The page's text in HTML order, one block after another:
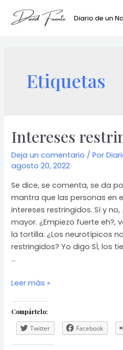
Diario de un
Etiquetas
Intereses
Deja un comentario / Por
agosto 20, 2022
Se dice, se comenta, se da
mantra que las personas en
intereses restringidos. Sí y
mayor. ¿Empiezo fuerte eh?,
la tortilla. ¿Los neurotípicos
restringidos? Yo digo SÍ, los
…
Intereses
Leer más »
Compártelo:
Twitter Facebook